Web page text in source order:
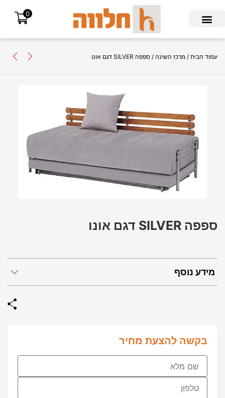
0
עמוד הבית / מרכז השינה / ספפה SILVER דגם אונו
מידע נוסף
ספפה SILVER דגם אונו
בקשה להצעת מחיר